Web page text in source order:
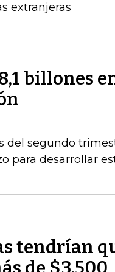
extranjeras
billones
del segundo
para desarrollar
tendrían